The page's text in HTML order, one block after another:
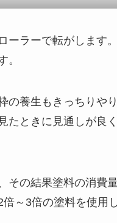
ーラーで転がします
。
の養生もきっちりや
たときに見通しが良
その結果塗料の消費
～3倍の塗料を使用し